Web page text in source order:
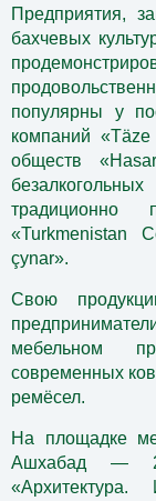
Предприятия,
бахчевых
популярны у
компаний
обществ
традиционно
«Turkmenistan
çynar».
Свою
мебельном
современных
ремёсел.
На площадке
Ашхабад —
«Архитектура.